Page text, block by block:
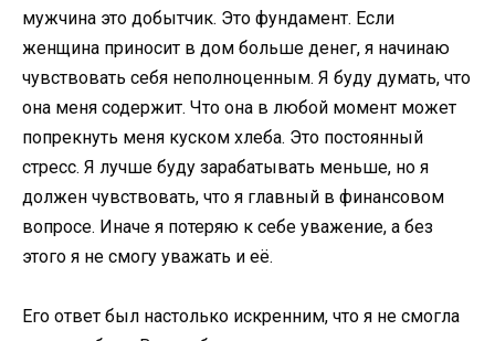
мужчина это добытчик. Это фундамент. Если
женщина приносит в дом больше денег, я начинаю
чувствовать себя неполноценным. Я буду думать, что
она меня содержит. Что она в любой момент может
попрекнуть меня куском хлеба. Это постоянный
стресс. Я лучше буду зарабатывать меньше, но я
должен чувствовать, что я главный в финансовом
вопросе. Иначе я потеряю к себе уважение, а без
этого я не смогу уважать и её.
Его ответ был настолько искренним, что я не смогла